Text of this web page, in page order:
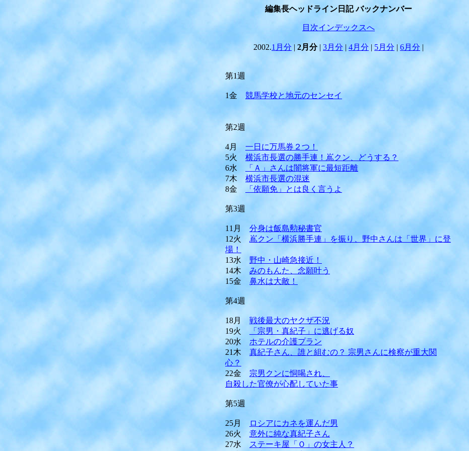
編集長ヘッドライン日記 バックナンバー
目次インデックスへ
2002.1月分 | 2月分| 3月分 | 4月分 | 5月分 | 6月分 |
第1週
1金 競馬学校と地元のセンセイ
第2週
4月 一日に万馬券２つ！
5火 横浜市長選の勝手連！嶌クン、どうする？
6水
「Ａ」さんは闇将軍に最短距離
7木 横浜市長選の混迷
8金
「依願免」とは良く言うよ
第3週
11月 分身は飯島勲秘書官
12火 嶌クン「横浜勝手連」を振り、野中さんは「世界」に登
場！
13水 野中・山崎急接近！
14木 みのもんた、念願叶う
15金 鼻水は大敵！
第4週
18月 戦後最大のヤクザ不況
19火
「宗男・真紀子」に逃げる奴
20水 ホテルの介護プラン
21木 真紀子さん、誰と組むの？ 宗男さんに検察が重大関
心？
22金 宗男クンに恫喝され、
自殺した官僚が心配していた事
第5週
25月
ロシアにカネを運んだ男
26火 意外に純な真紀子さん
27水
ステーキ屋「Ｏ」の女主人？